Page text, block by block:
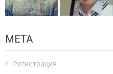
МЕТА
Регистрация